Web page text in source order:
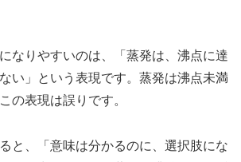
なりやすいのは、「蒸発は、沸点に達
い」という表現です。蒸発は沸点未満
の表現は誤りです。
と、「意味は分かるのに、選択肢にな